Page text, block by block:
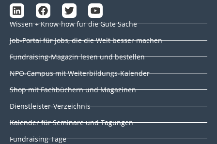
L
i
n
k
e
d
n
F
a
c
e
b
o
k
T
w
i
t
e
Y
o
u
t
u
b
Wissen + Know-how für die Gute Sache
Job-Portal für Jobs, die die Welt besser machen
Fundraising-Magazin lesen und bestellen
NPO-Campus mit Weiterbildungs-Kalender
Shop mit Fachbüchern und Magazinen
Dienstleister-Verzeichnis
Kalender für Seminare und Tagungen
Fundraising-Tage